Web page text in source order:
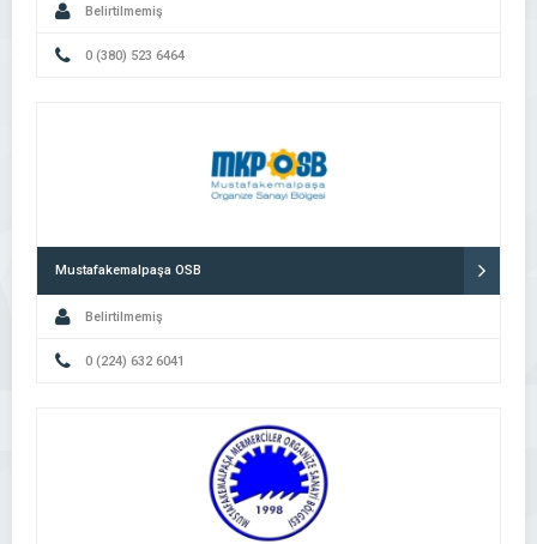
Belirtilmemiş
0 (380) 523 6464
Mustafakemalpaşa OSB
Belirtilmemiş
0 (224) 632 6041